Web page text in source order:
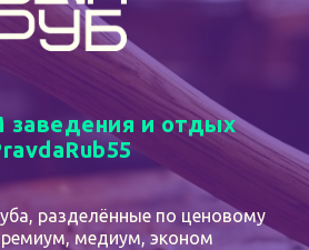
и отдых
разделённые по ценовому
медиум, эконом